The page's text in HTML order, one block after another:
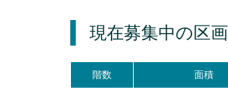
現在募集中の区画
階数 面積